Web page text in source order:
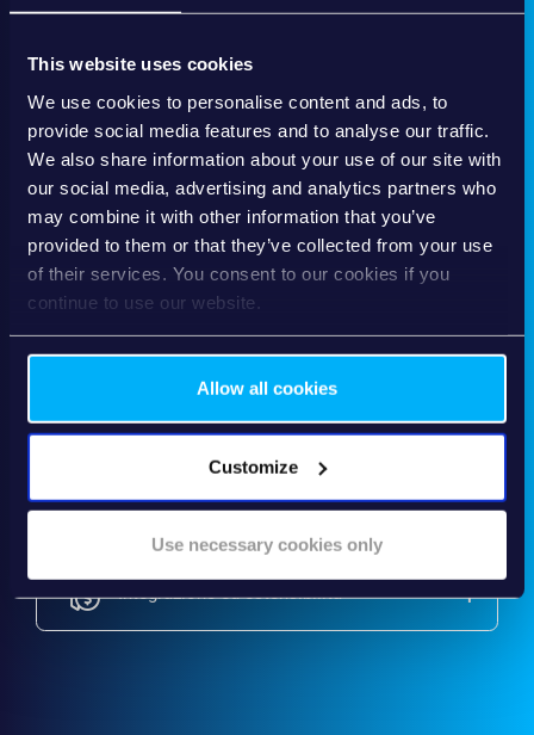
This website uses cookies
We use cookies to personalise content and ads, to
provide social media features and to analyse our traffic.
We also share information about your use of our site with
our social media, advertising and analytics partners who
may combine it with other information that you’ve
provided to them or that they’ve collected from your use
of their services. You consent to our cookies if you
continue to use our website.
Allow all cookies
Customize
Use necessary cookies only
Tecnologia
Elaborazione
Performance
Standard
Integrazione ed estensibilità